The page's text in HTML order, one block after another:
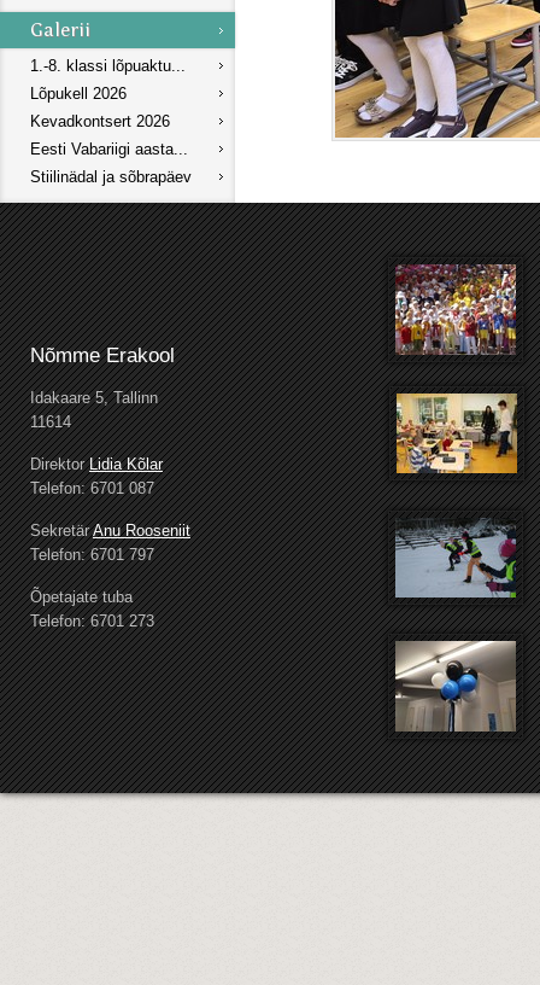
1.-8. klassi lõpuaktu...
Lõpukell 2026
Kevadkontsert 2026
Eesti Vabariigi aasta...
Stiilinädal ja sõbrapäev
Nõmme Erakool
Idakaare 5, Tallinn
11614
DirektorLidia Kõlar
Telefon: 6701 087
SekretärAnu Rooseniit
Telefon: 6701 797
Õpetajate tuba
Telefon: 6701 273